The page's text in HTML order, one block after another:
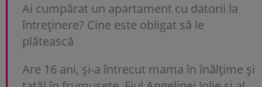
Ai cumpărat un apartament cu datorii la
întreținere? Cine este obligat să le
plătească
Are 16 ani, și-a întrecut mama în înălțime și